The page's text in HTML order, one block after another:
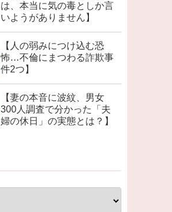
は、本当に気の毒としか言
いようがありません】
【人の弱みにつけ込む恐
怖…不倫にまつわる詐欺事
件2つ】
【妻の本音に波紋、男女
300人調査で分かった「夫
婦の休日」の実態とは？】